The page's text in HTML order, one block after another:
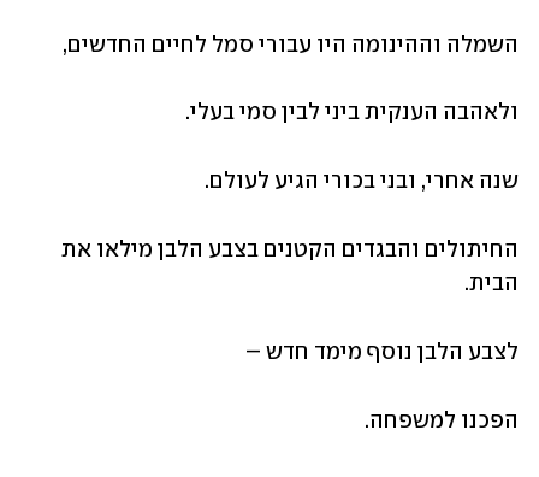
השמלה וההינומה היו עבורי סמל לחיים החדשים,
ולאהבה הענקית ביני לבין סמי בעלי.
שנה אחרי, ובני בכורי הגיע לעולם.
הבית.
לצבע הלבן נוסף מימד חדש –
הפכנו למשפחה.